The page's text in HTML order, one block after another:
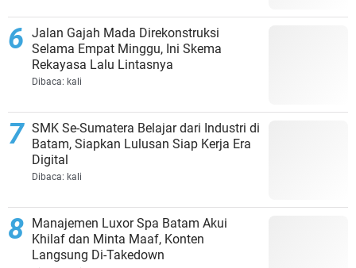
Jalan Gajah Mada Direkonstruksi
Selama Empat Minggu, Ini Skema
Rekayasa Lalu Lintasnya
Dibaca: kali
SMK Se-Sumatera Belajar dari Industri di
Batam, Siapkan Lulusan Siap Kerja Era
Digital
Dibaca: kali
Manajemen Luxor Spa Batam Akui
Khilaf dan Minta Maaf, Konten
Langsung Di-Takedown